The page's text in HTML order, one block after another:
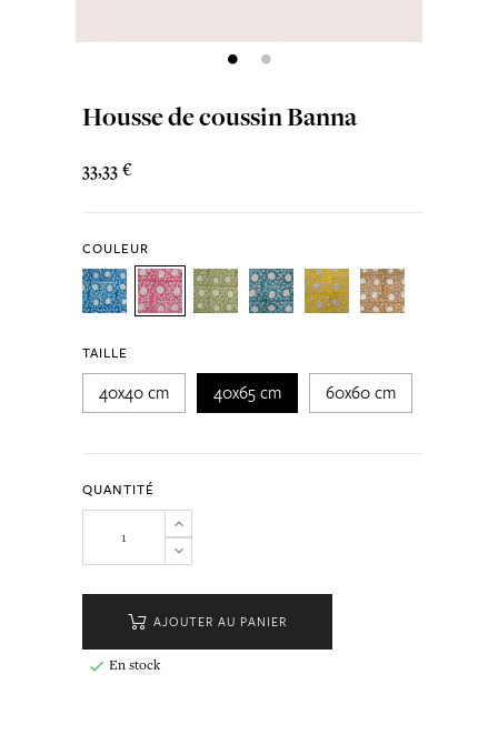
Housse de coussin Banna
33,33 €
COULEUR
TAILLE
40x40 cm 40x65 cm 60x60 cm
QUANTITÉ
AJOUTER AU PANIER
 En stock